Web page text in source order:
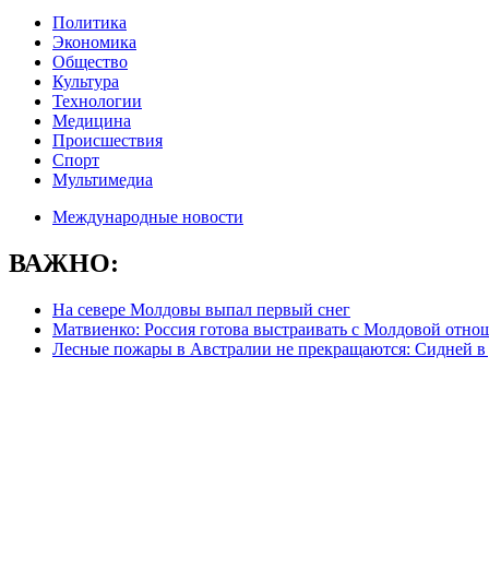
Политика
Экономика
Общество
Культура
Технологии
Медицина
Происшествия
Спорт
Мультимедиа
Международные новости
ВАЖНО:
На севере Молдовы выпал первый снег
Матвиенко: Россия готова выстраивать с Молдовой
Лесные пожары в Австралии не прекращаются: Сидней